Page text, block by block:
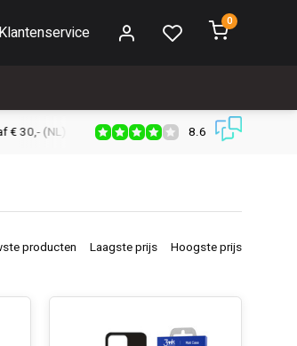
Klantenservice
0
30,- (NL) Verzendkosten € 2,95 (NL)
8.6
producten Laagste prijs Hoogste prijs